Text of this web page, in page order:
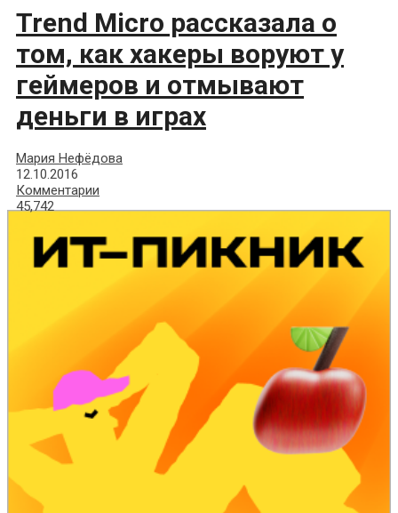
Trend Micro рассказала о
том, как хакеры воруют у
геймеров и отмывают
деньги в играх
Мария Нефёдова
12.10.2016
Комментарии
45,742